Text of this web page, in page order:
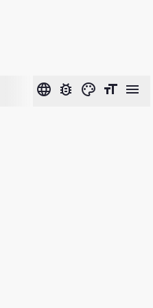
language bug_report color_lens format_size menu